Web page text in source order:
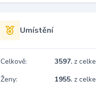
Umístění
Celkově: 3597. z
Ženy:
1955. z